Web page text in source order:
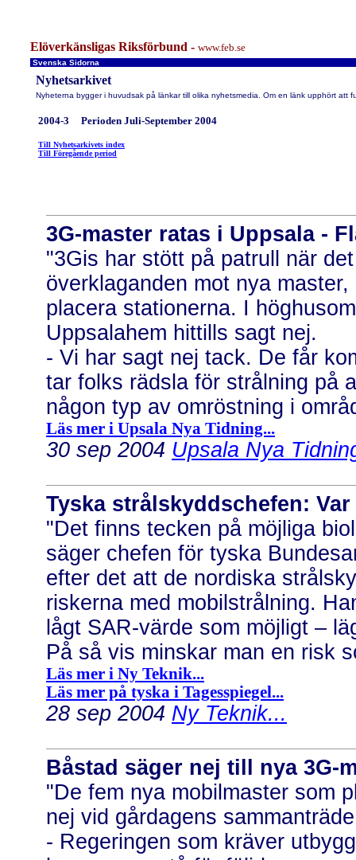
Elöverkänsligas Riksförbund - www.feb.se
Svenska Sidorna
Nyhetsarkivet
Nyheterna bygger i huvudsak på länkar till olika nyhetsmedia. Om en länk upphört att
2004-3 Perioden Juli-September 2004
Till Nyhetsarkivets index
Till Föregående period
3G-master ratas i Uppsala -
"3Gis har stött på patrull när
överklaganden mot nya
placera stationerna. I
Uppsalahem hittills sagt nej.
- Vi har sagt nej tack. De får
tar folks rädsla för strålning på
någon typ av omröstning i
Läs mer i Upsala Nya Tidning...
30 sep 2004 Upsala Nya
Tyska strålskyddschefen:
"Det finns tecken på möjliga
säger chefen för tyska
efter det att de nordiska
riskerna med mobilstrålning.
lågt SAR-värde som möjligt –
På så vis minskar man en risk
Läs mer i Ny Teknik...
Läs mer på tyska i Tagesspiegel...
28 sep 2004 Ny Teknik...
Båstad säger nej till nya 3G-
"De fem nya mobilmaster som
nej vid gårdagens
- Regeringen som kräver